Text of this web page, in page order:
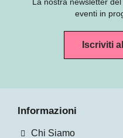
eventi in
Iscriviti
Informazioni
Chi Siamo